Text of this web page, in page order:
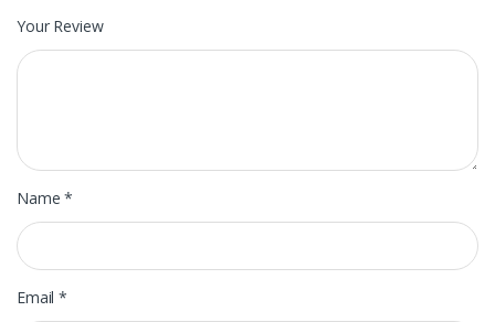
Your Review
Name*
Email*